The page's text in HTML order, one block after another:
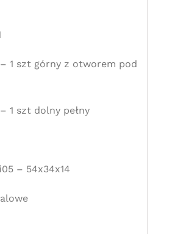
– 1 szt górny z otworem pod
1 szt dolny pełny
– 54x34x14